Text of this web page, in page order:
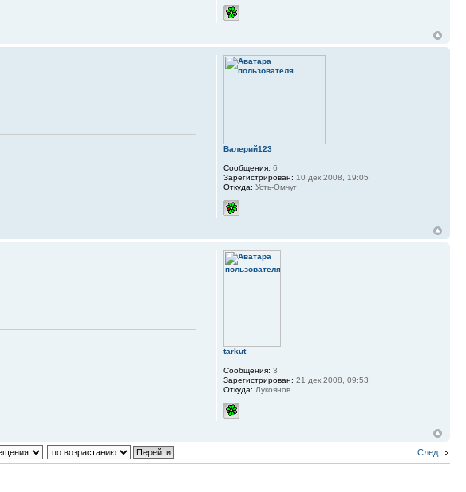
Валерий123
Сообщения: 6
Зарегистрирован: 10 дек 2008, 19:05
Откуда: Усть-Омчуг
tarkut
Сообщения: 3
Зарегистрирован: 21 дек 2008, 09:53
Откуда: Лукоянов
След.